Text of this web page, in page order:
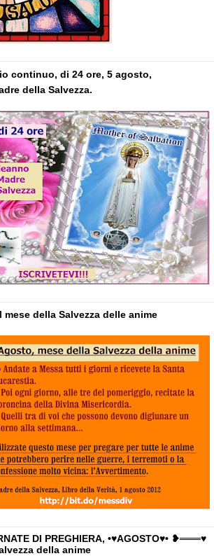
continuo, di 24 ore, 5 agosto,
della Salvezza.
della Salvezza delle anime
DI PREGHIERA, •♥AGOSTO♥• ❥═══♥
della anime